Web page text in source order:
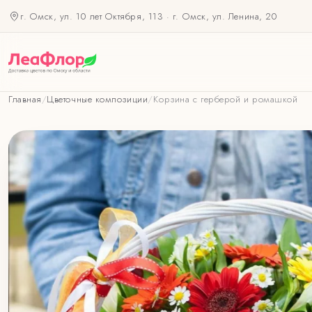
г. Омск, ул. 10 лет Октября, 113 · г. Омск, ул. Ленина, 20
Главная/Цветочные композиции/Корзина с герберой и ромашкой